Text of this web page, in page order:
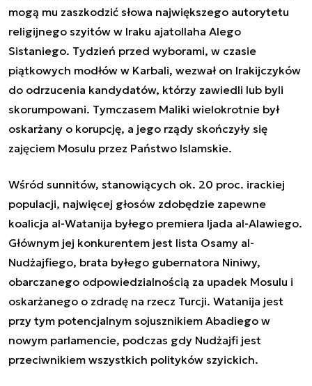
mogą mu zaszkodzić słowa największego autorytetu
religijnego szyitów w Iraku ajatollaha Alego
Sistaniego. Tydzień przed wyborami, w czasie
piątkowych modłów w Karbali, wezwał on Irakijczyków
do odrzucenia kandydatów, którzy zawiedli lub byli
skorumpowani. Tymczasem Maliki wielokrotnie był
oskarżany o korupcję, a jego rządy skończyły się
zajęciem Mosulu przez Państwo Islamskie.
Wśród sunnitów, stanowiących ok. 20 proc. irackiej
populacji, najwięcej głosów zdobędzie zapewne
koalicja al-Watanija byłego premiera Ijada al-Alawiego.
Głównym jej konkurentem jest lista Osamy al-
Nudżajfiego, brata byłego gubernatora Niniwy,
obarczanego odpowiedzialnością za upadek Mosulu i
oskarżanego o zdradę na rzecz Turcji. Watanija jest
przy tym potencjalnym sojusznikiem Abadiego w
nowym parlamencie, podczas gdy Nudżajfi jest
przeciwnikiem wszystkich polityków szyickich.